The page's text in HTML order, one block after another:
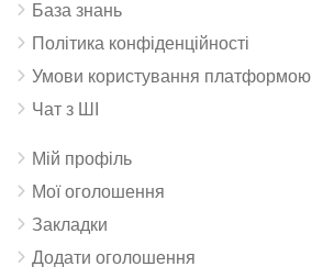
База знань
Політика конфіденційності
Умови користування платформою
Чат з ШІ
Мій профіль
Мої оголошення
Закладки
Додати оголошення